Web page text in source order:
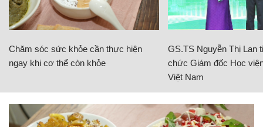
Chăm sóc sức khỏe cần thực hiện
ngay khi cơ thể còn khỏe
GS.TS Nguyễn Thị Lan
chức Giám đốc Học
Việt Nam